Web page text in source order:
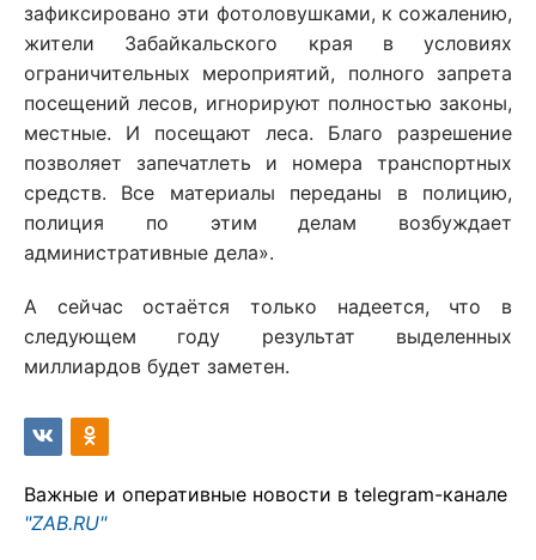
зафиксировано эти фотоловушками, к сожалению,
жители Забайкальского края в условиях
ограничительных мероприятий, полного запрета
посещений лесов, игнорируют полностью законы,
местные. И посещают леса. Благо разрешение
позволяет запечатлеть и номера транспортных
средств. Все материалы переданы в полицию,
полиция по этим делам возбуждает
административные дела».
А сейчас остаётся только надеется, что в
следующем году результат выделенных
миллиардов будет заметен.
Важные и оперативные новости в telegram-канале
"ZAB.RU"